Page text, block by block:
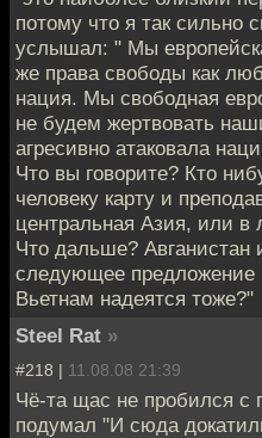
потому что я так сильно
услышал: " Мы
же права свободы как
нация. Мы свободная
не будем жертвовать
агресивно атаковала
Что вы говорите? Кто
человеку карту и
центральная Азия, или
Что дальше? Авганистан
следующее
Вьетнам надеятся тоже?"
Steel Rat »
#218 | 11.08.08 21:39
Чё-та щас не пробился с
подумал "И сюда